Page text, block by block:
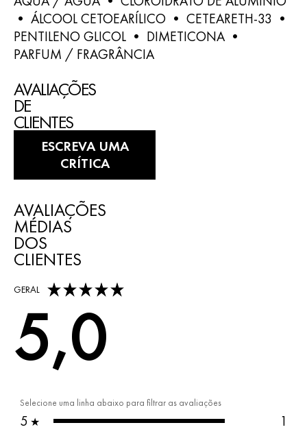
• ÁLCOOL CETOEARÍLICO • CETEARETH-33 •
PENTILENO GLICOL • DIMETICONA •
PARFUM / FRAGRÂNCIA
AVALIAÇÕES
DE
CLIENTES
ESCREVA UMA
CRÍTICA
Selecione uma linha abaixo para filtrar as avaliações
5 ★
1
AVALIAÇÕES
MÉDIAS
DOS
CLIENTES
GERAL
5,0 out of 5 stars
5,0